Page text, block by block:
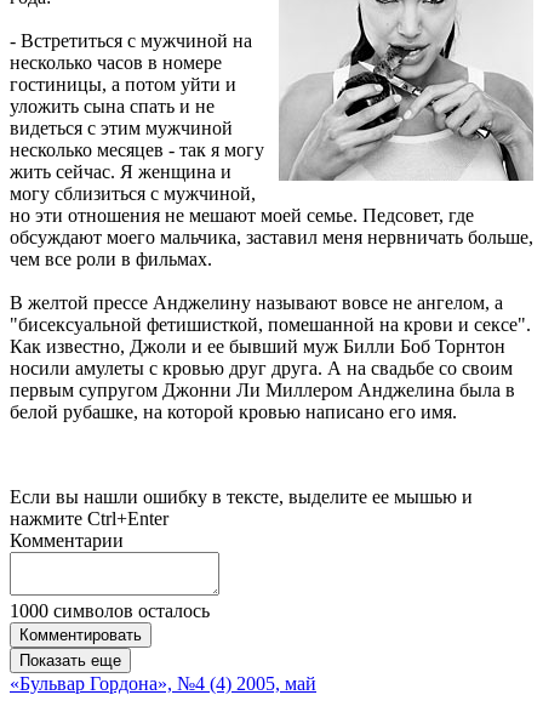
- Встретиться с мужчиной на
несколько часов в номере
гостиницы, а потом уйти и
уложить сына спать и не
видеться с этим мужчиной
несколько месяцев - так я могу
жить сейчас. Я женщина и
могу сблизиться с мужчиной,
но эти отношения не мешают моей семье. Педсовет, где
обсуждают моего мальчика, заставил меня нервничать больше,
чем все роли в фильмах.
В желтой прессе Анджелину называют вовсе не ангелом, а
"бисексуальной фетишисткой, помешанной на крови и сексе".
Как известно, Джоли и ее бывший муж Билли Боб Торнтон
носили амулеты с кровью друг друга. А на свадьбе со своим
первым супругом Джонни Ли Миллером Анджелина была в
белой рубашке, на которой кровью написано его имя.
Если вы нашли ошибку в тексте, выделите ее мышью и
нажмите Ctrl+Enter
Комментарии
1000 символов осталось
Комментировать
Показать еще
«Бульвар Гордона», №4 (4) 2005, май